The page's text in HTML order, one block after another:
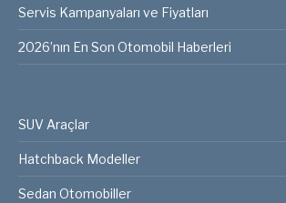
Servis Kampanyaları ve Fiyatları
2026’nın En Son Otomobil Haberleri
SUV Araçlar
Hatchback Modeller
Sedan Otomobiller